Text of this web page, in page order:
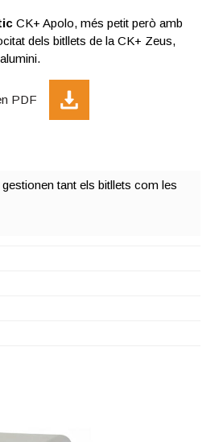
CK+ Apolo, més petit però amb
dels bitllets de la CK+ Zeus,
PDF
tant els bitllets com les